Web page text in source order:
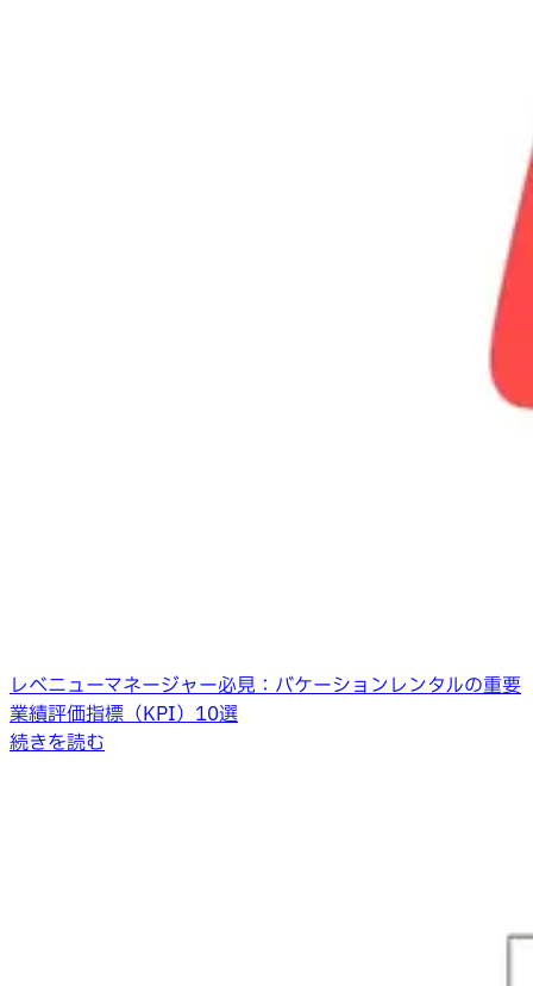
レベニューマネージャー必見：バケーションレンタルの重要
業績評価指標（KPI）10選
続きを読む